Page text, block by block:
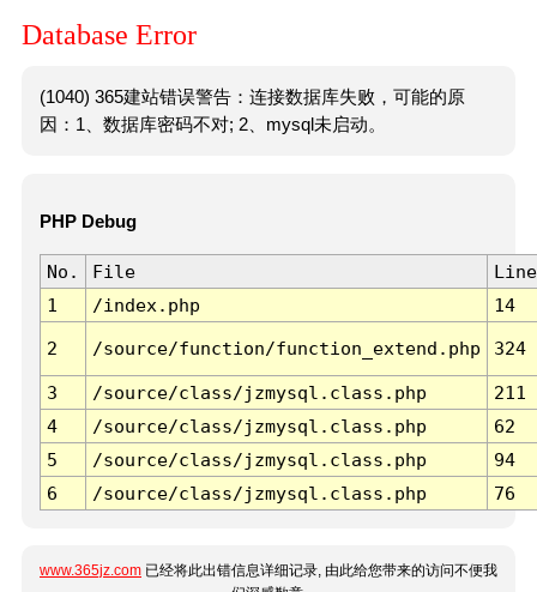
Database Error
(1040) 365建站错误警告：连接数据库失败，可能的原
因：1、数据库密码不对; 2、mysql未启动。
PHP Debug
No. File
Line
1
/index.php 14
2 /source/function/function_extend.php 324
3 /source/class/jzmysql.class.php
211
4
/source/class/jzmysql.class.php
62
5
/source/class/jzmysql.class.php
94
6
/source/class/jzmysql.class.php 76
www.365jz.com 已经将此出错信息详细记录, 由此给您带来的访问不便我